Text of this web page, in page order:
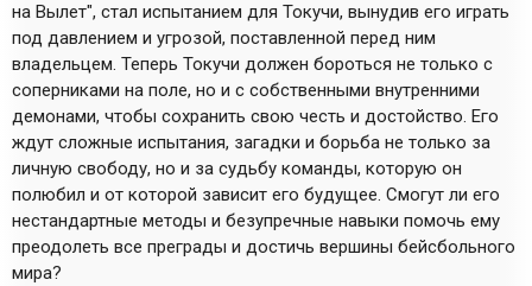
на Вылет", стал испытанием для Токучи, вынудив его играть
под давлением и угрозой, поставленной перед ним
владельцем. Теперь Токучи должен бороться не только с
соперниками на поле, но и с собственными внутренними
демонами, чтобы сохранить свою честь и достойство. Его
ждут сложные испытания, загадки и борьба не только за
личную свободу, но и за судьбу команды, которую он
полюбил и от которой зависит его будущее. Смогут ли его
нестандартные методы и безупречные навыки помочь ему
преодолеть все преграды и достичь вершины бейсбольного
мира?